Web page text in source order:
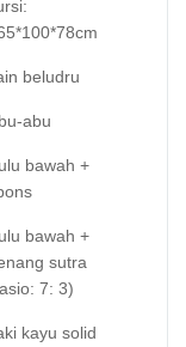
beludru
abu
bawah +
bawah +
sutra
7: 3)
kayu solid